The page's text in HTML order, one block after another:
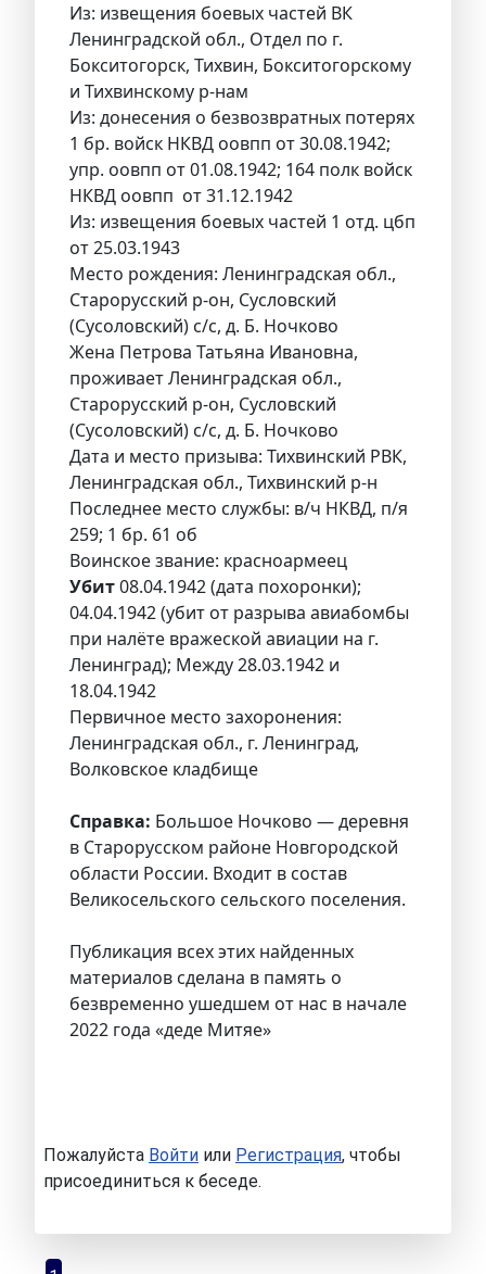
Из: извещения боевых частей ВК
Ленинградской обл., Отдел по г.
Бокситогорск, Тихвин, Бокситогорскому
и Тихвинскому р-нам
Из: донесения о безвозвратных потерях
1 бр. войск НКВД оовпп от 30.08.1942;
упр. оовпп от 01.08.1942; 164 полк войск
НКВД оовпп от 31.12.1942
Из: извещения боевых частей 1 отд. цбп
от 25.03.1943
Место рождения: Ленинградская обл.,
Старорусский р-он, Сусловский
(Сусоловский) с/с, д. Б. Ночково
Жена Петрова Татьяна Ивановна,
проживает Ленинградская обл.,
Старорусский р-он, Сусловский
(Сусоловский) с/с, д. Б. Ночково
Дата и место призыва: Тихвинский РВК,
Ленинградская обл., Тихвинский р-н
Последнее место службы: в/ч НКВД, п/я
259; 1 бр. 61 об
Воинское звание: красноармеец
Убит08.04.1942 (дата похоронки);
04.04.1942 (убит от разрыва авиабомбы
при налёте вражеской авиации на г.
Ленинград); Между 28.03.1942 и
18.04.1942
Первичное место захоронения:
Ленинградская обл., г. Ленинград,
Волковское кладбище
Справка: Большое Ночково — деревня
в Старорусском районе Новгородской
области России. Входит в состав
Великосельского сельского поселения.
Публикация всех этих найденных
материалов сделана в память о
безвременно ушедшем от нас в начале
2022 года «деде Митяе»
Пожалуйста Войти или Регистрация, чтобы
присоединиться к беседе.